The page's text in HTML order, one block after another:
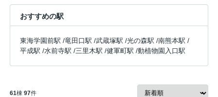
おすすめの駅
東海学園前駅 /竜田口駅 /武蔵塚駅 /光の森駅 /南熊本駅 /
平成駅 /水前寺駅 /三里木駅 /健軍町駅 /動植物園入口駅
61棟 97件